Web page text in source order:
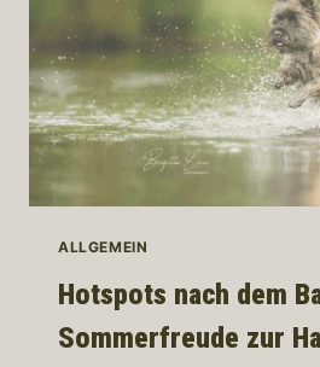
ALLGEMEIN
Hotspots nach dem
Sommerfreude zur